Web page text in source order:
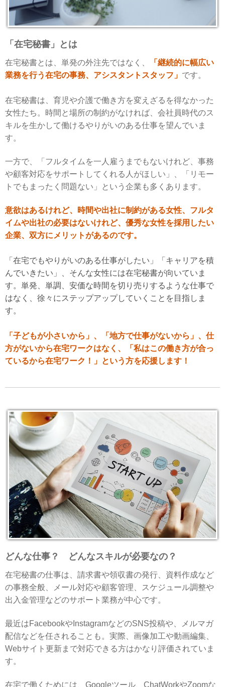
「在宅秘書」とは
在宅秘書とは、単発の外注先ではなく、
「継続的に幅広い
業務を行う在宅の事務、アシスタントスタッフ」 です。
在宅秘書は、育児や介護で働き方を変えざるを得なかった
女性たち。時間と場所の制約がなければ、会社員時代のス
キルを生かして働けるやりがいのある仕事を望んでいま
す。
一方で、「フルタイムを一人雇うまでもないけれど、事務
や顧客対応をサポートしてくれる人がほしい」、「リモー
トでもまったく問題ない」という企業も多くあります。
意欲はあるけれど、時間や出社に制約がある女性、フルタ
イムや出社の必要はないけれど、優秀な女性を採用したい
企業、双方にメリットがあるのです。
「在宅でもやりがいのある仕事がしたい」「キャリアを積
んでいきたい」、そんな女性には在宅秘書が向いていま
す。単発、単調、安価な時間を切り売りするような仕事で
はなく、徐々にステップアップしていくことを目指しま
す。
「子どもが小さいから」、「地方で仕事がないから」、仕
方がないから在宅ワークはなく、「私はこの働き方が合っ
ているから在宅ワーク！」という方を応援します！
どんな仕事？ どんなスキルが必要なの？
在宅秘書の仕事は、請求書や領収書の発行、資料作成など
の事務全般、メール対応や顧客管理、スケジュール調整や
出入金管理などのサポート業務が中心です。
最近はFacebookやInstagramなどのSNS投稿や、メルマガ
配信などを任されることも。実際、画像加工や動画編集、
Webサイト更新まで対応できる方はかなり評価されていま
す。
在宅で働くためには、Googleツール、ChatWorkやZoomな